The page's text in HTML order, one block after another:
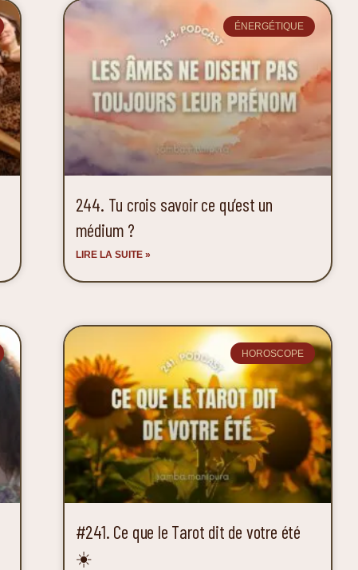
ÉNERGÉTIQUE
244. Tu crois savoir ce qu’est un
médium ?
LIRE LA SUITE »
HOROSCOPE
#241. Ce que le Tarot dit de votre été
☀️